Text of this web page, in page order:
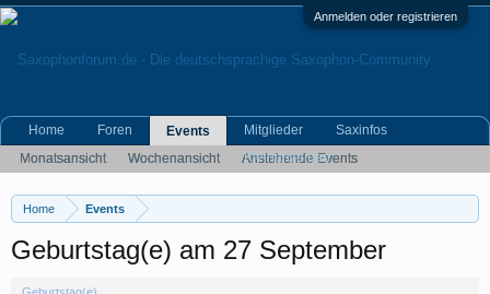
Anmelden oder registrieren
Home Events
Geburtstag(e) am 27 September
Home Foren
Events
Monatsansicht
Wochenansicht
Anstehende Events
Mitglieder
Saxinfos
Kleinanzeigen